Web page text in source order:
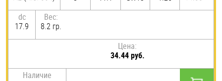
dc
17.9
Вес:
8.2 гр.
Цена:
34.44 руб.
Наличие